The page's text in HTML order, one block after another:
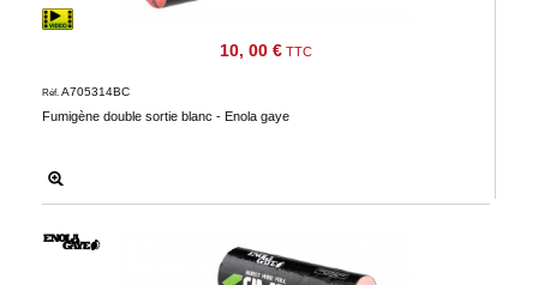
10, 00 € TTC
Fumigène double sortie blanc - Enola gaye
Réf. A705314BC